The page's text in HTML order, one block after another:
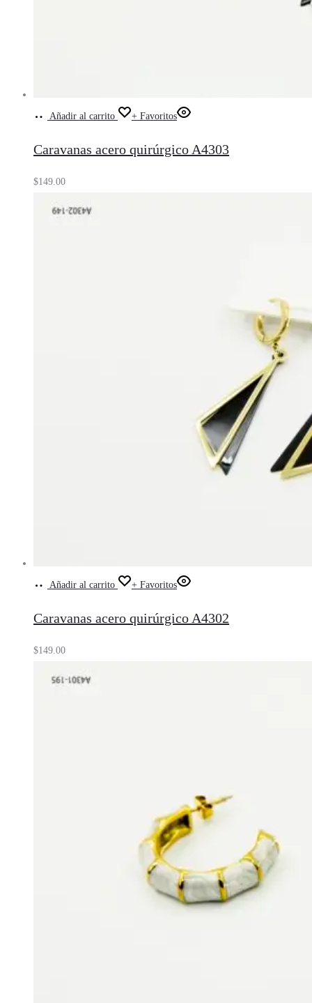
Añadir al carrito + Favoritos
Caravanas acero quirúrgico A4303
$149.00
Añadir al carrito + Favoritos
Caravanas acero quirúrgico A4302
$149.00